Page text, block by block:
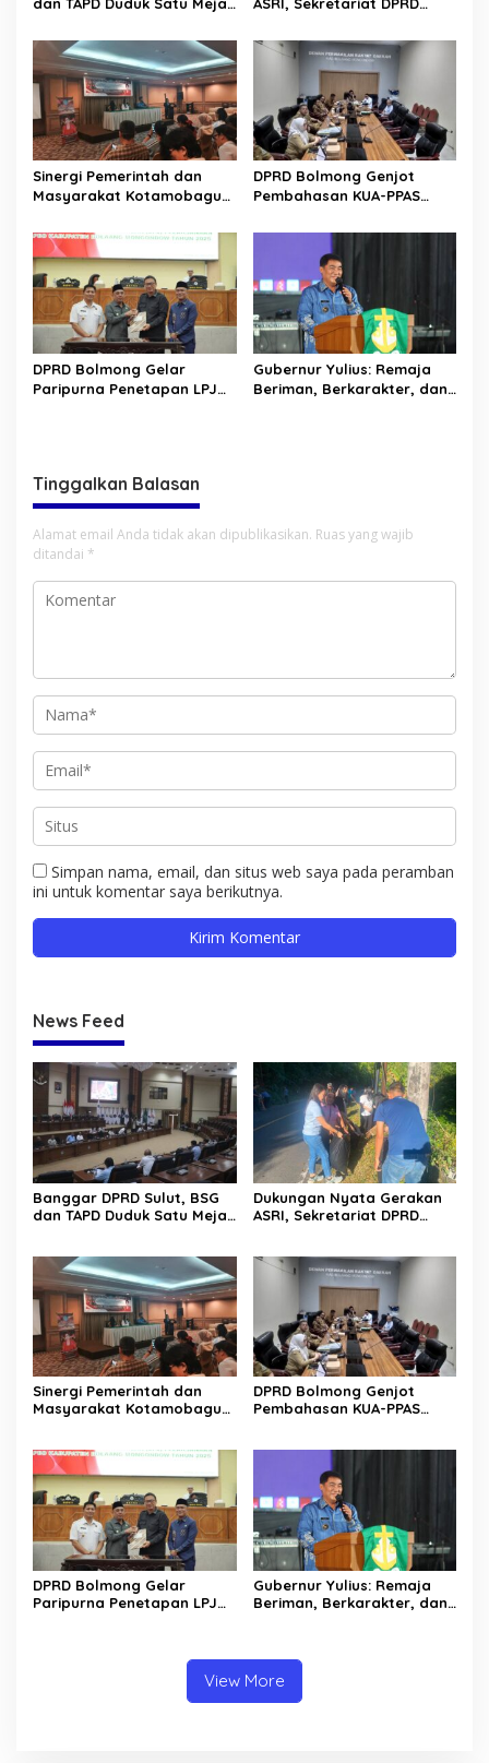
Rp30 Milyar ke BSG
Jalan Manado – Tomohon
Sinergi Pemerintah dan
Masyarakat Kotamobagu
Golda Pinontoan
DPRD Bolmong Genjot
Pembahasan KUA-PPAS
DPRD Bolmong Gelar
Paripurna Penetapan LPJ
Gubernur Yulius: Remaja
Beriman, Berkarakter, dan
Tinggalkan Balasan
Alamat email Anda tidak akan dipublikasikan. Ruas yang wajib
ditandai *
Simpan nama, email, dan situs web saya pada peramban
ini untuk komentar saya berikutnya.
News Feed
Banggar DPRD Sulut, BSG
dan TAPD Duduk Satu Meja.
Dukungan Nyata Gerakan
ASRI, Sekretariat DPRD
Sinergi Pemerintah dan
Masyarakat Kotamobagu
DPRD Bolmong Genjot
Pembahasan KUA-PPAS
DPRD Bolmong Gelar
Paripurna Penetapan LPJ
Gubernur Yulius: Remaja
Beriman, Berkarakter, dan
View More